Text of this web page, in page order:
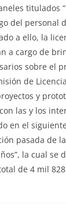
titulados
del personal
a ello, la
a cargo de
sobre el
de
y
las y los
en el
pasada de
la cual se
de 4 mil